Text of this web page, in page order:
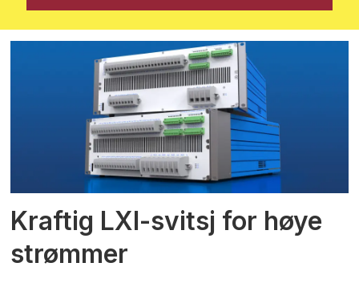
Kraftig LXI-svitsj for høye
strømmer